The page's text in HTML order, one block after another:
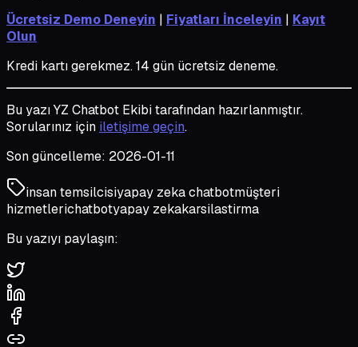
Ücretsiz Demo Deneyin | Fiyatları İnceleyin | Kayıt
Olun
Kredi kartı gerekmez. 14 gün ücretsiz deneme.
Bu yazı YZ Chatbot Ekibi tarafından hazırlanmıştır.
Sorularınız için iletişime geçin.
Son güncelleme: 2026-01-11
insan temsilcisiyapay zeka chatbotmüşteri
hizmetlerichatbotyapay zekakarsilastirma
Bu yazıyı paylaşın: